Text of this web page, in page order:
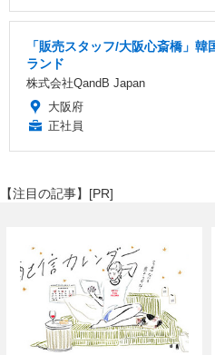
「販売スタッフ/大阪心斎橋」
ランド
株式会社QandB Japan
大阪府
正社員
【注目の記事】[PR]